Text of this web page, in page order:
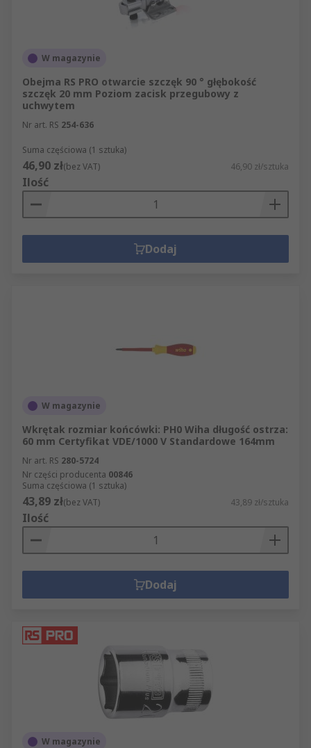
W magazynie
Obejma RS PRO otwarcie szczęk 90 ° głębokość
szczęk 20 mm Poziom zacisk przegubowy z
uchwytem
Nr art. RS 254-636
Suma częściowa (1 sztuka)
46,90 zł(bez VAT) 46,90 zł/sztuka
Ilość
Dodaj
W magazynie
Wkrętak rozmiar końcówki: PH0 Wiha długość ostrza:
60 mm Certyfikat VDE/1000 V Standardowe 164mm
Nr art. RS 280-5724
Nr części producenta 00846
Suma częściowa (1 sztuka)
43,89 zł(bez VAT) 43,89 zł/sztuka
Ilość
Dodaj
W magazynie